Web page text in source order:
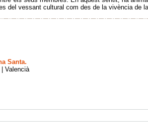
del vessant cultural com des de la vivència de
Santa.
Valencià